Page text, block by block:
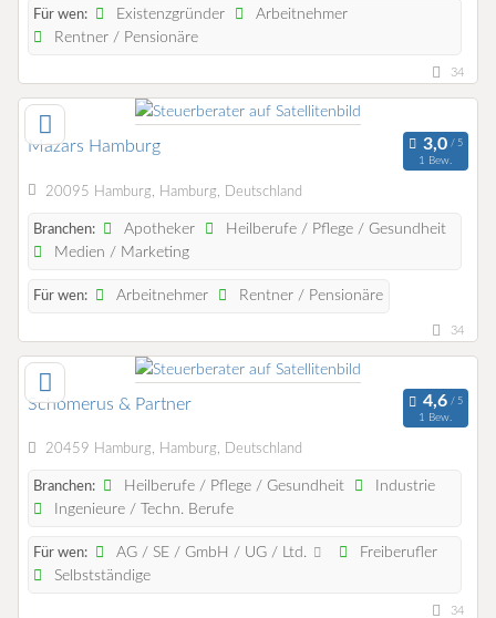
Für wen: Existenzgründer
Arbeitnehmer
Rentner / Pensionäre
34
Mazars Hamburg
1 Bew.
20095 Hamburg, Hamburg, Deutschland
Branchen: Apotheker
Heilberufe / Pflege / Gesundheit
Medien / Marketing
Für wen: Arbeitnehmer Rentner / Pensionäre
34
Schomerus & Partner
1 Bew.
20459 Hamburg, Hamburg, Deutschland
Branchen: Heilberufe / Pflege / Gesundheit
Industrie
Ingenieure / Techn. Berufe
Für wen: AG / SE / GmbH / UG / Ltd.
Freiberufler
Selbstständige
34